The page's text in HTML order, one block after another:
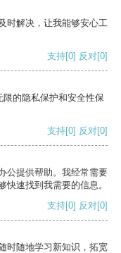
时解决，让我能够安心工
支持[0] 反对[0]
的隐私保护和安全性保
支持[0] 反对[0]
公提供帮助。我经常需要
速找到我需要的信息。
支持[0] 反对[0]
时随地学习新知识，拓宽